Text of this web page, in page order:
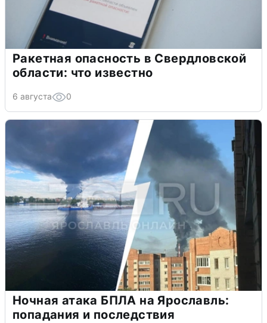
Ракетная опасность в Свердловской
области: что известно
6 августа 0
Ночная атака БПЛА на Ярославль:
попадания и последствия